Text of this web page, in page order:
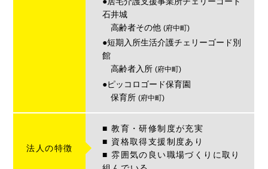
石井城
高齢者その他(府中町)
●短期入所生活介護チェリーゴード別
館
高齢者入所(府中町)
●ピッコロゴード保育園
保育所(府中町)
法人の特徴
■ 教育・研修制度が充実
■ 資格取得支援制度あり
■ 雰囲気の良い職場づくりに取り